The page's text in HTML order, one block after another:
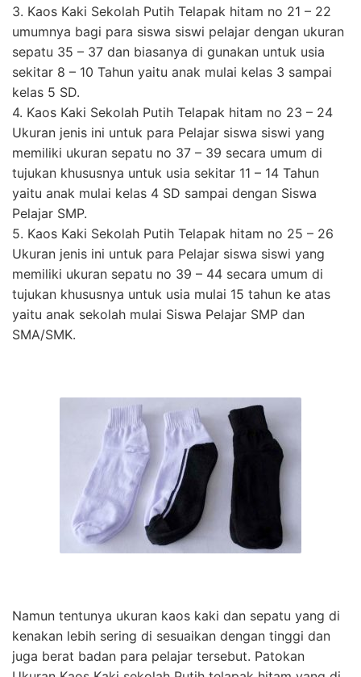
3. Kaos Kaki Sekolah Putih Telapak hitam no 21 – 22
umumnya bagi para siswa siswi pelajar dengan ukuran
sepatu 35 – 37 dan biasanya di gunakan untuk usia
sekitar 8 – 10 Tahun yaitu anak mulai kelas 3 sampai
kelas 5 SD.
4. Kaos Kaki Sekolah Putih Telapak hitam no 23 – 24
Ukuran jenis ini untuk para Pelajar siswa siswi yang
memiliki ukuran sepatu no 37 – 39 secara umum di
tujukan khususnya untuk usia sekitar 11 – 14 Tahun
yaitu anak mulai kelas 4 SD sampai dengan Siswa
Pelajar SMP.
5. Kaos Kaki Sekolah Putih Telapak hitam no 25 – 26
Ukuran jenis ini untuk para Pelajar siswa siswi yang
memiliki ukuran sepatu no 39 – 44 secara umum di
tujukan khususnya untuk usia mulai 15 tahun ke atas
yaitu anak sekolah mulai Siswa Pelajar SMP dan
SMA/SMK.
Namun tentunya ukuran kaos kaki dan sepatu yang di
kenakan lebih sering di sesuaikan dengan tinggi dan
juga berat badan para pelajar tersebut. Patokan